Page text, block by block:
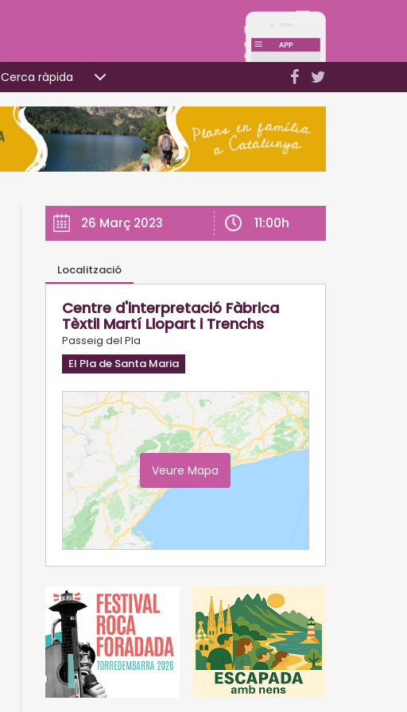
Cerca ràpida
26 Març 2023 11:00h
Localització
Centre d'interpretació Fàbrica
Tèxtil Martí Llopart i Trenchs
Passeig del Pla
El Pla de Santa Maria
Veure Mapa